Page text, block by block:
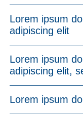
Lorem ipsum
adipiscing elit
Lorem ipsum
adipiscing elit,
Lorem ipsum